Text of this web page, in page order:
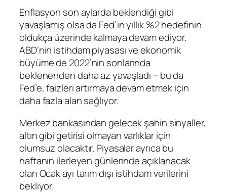
Enflasyon son aylarda beklendiği gibi
yavaşlamış olsa da Fed’in yıllık %2 hedefinin
oldukça üzerinde kalmaya devam ediyor.
ABD’nin istihdam piyasası ve ekonomik
büyüme de 2022’nin sonlarında
beklenenden daha az yavaşladı – bu da
Fed’e, faizleri artırmaya devam etmek için
daha fazla alan sağlıyor.
Merkez bankasından gelecek şahin sinyaller,
altın gibi getirisi olmayan varlıklar için
olumsuz olacaktır. Piyasalar ayrıca bu
haftanın ilerleyen günlerinde açıklanacak
olan Ocak ayıtarım dışı istihdamverilerini
bekliyor.